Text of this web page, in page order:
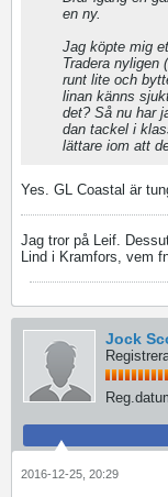
en ny.
Jag köpte mig
Tradera nyligen
runt lite och
linan känns
det? Så nu har
dan tackel i
lättare iom att
Yes. GL Coastal är
Jag tror på Leif.
Lind i Kramfors, vem
Jock
2016-12-25, 20:29